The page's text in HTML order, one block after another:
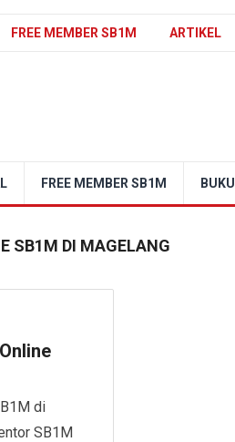
FREE MEMBER SB1M ARTIKEL
FREE MEMBER SB1M
SB1M DI MAGELANG
di
SB1M